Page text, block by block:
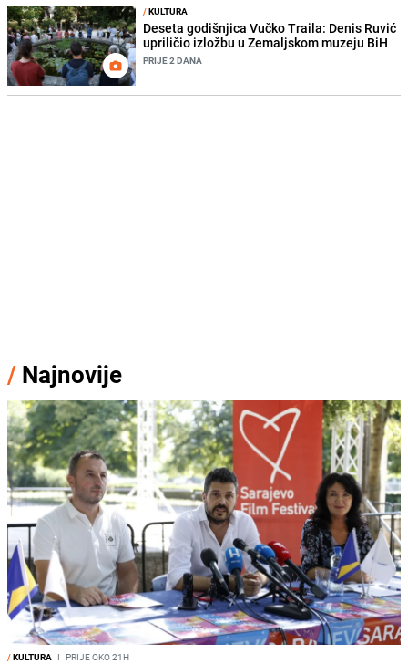
/KULTURA
Deseta godišnjica Vučko Traila: Denis Ruvić
upriličio izložbu u Zemaljskom muzeju BiH
PRIJE 2 DANA
/ Najnovije
/KULTURA I PRIJE OKO 21H